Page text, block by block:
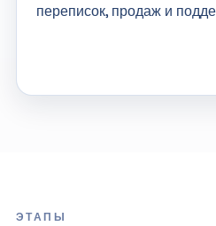
переписок, продаж и
ЭТАПЫ